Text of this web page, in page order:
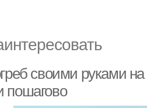
своими руками
пошагово